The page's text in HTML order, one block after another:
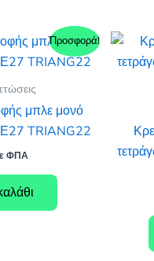
Προσφορά!
μπλε μονό
TRIANG22
€.
ΦΠΑ